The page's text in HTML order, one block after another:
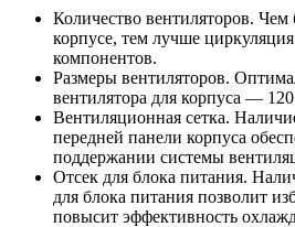
Количество вентиляторов. Чем
корпусе, тем лучше
компонентов.
Размеры вентиляторов.
вентилятора для корпуса —
Вентиляционная сетка.
передней панели корпуса
поддержании системы
Отсек для блока питания.
для блока питания позволит
повысит эффективность